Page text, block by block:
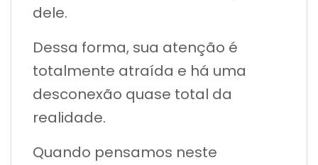
dele.
Dessa forma, sua atenção é
totalmente atraída e há uma
desconexão quase total da
realidade.
Quando pensamos neste